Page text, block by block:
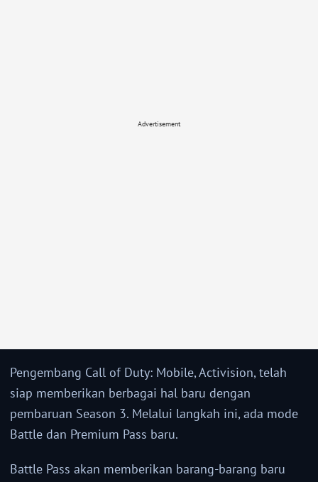
Advertisement
Pengembang Call of Duty: Mobile, Activision, telah
siap memberikan berbagai hal baru dengan
pembaruan Season 3. Melalui langkah ini, ada mode
Battle dan Premium Pass baru.
Battle Pass akan memberikan barang-barang baru